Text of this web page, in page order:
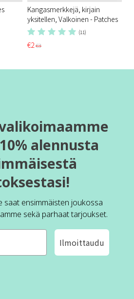
Kangasmerkkejä, kirjain
yksitellen, Valkoinen - Patches
(11)
€2€3
alennusta
saat ensimmäisten joukossa
sekä parhaat tarjoukset.
Ilmoittaudu